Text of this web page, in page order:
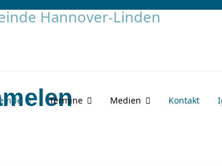
Termine Medien Kontakt